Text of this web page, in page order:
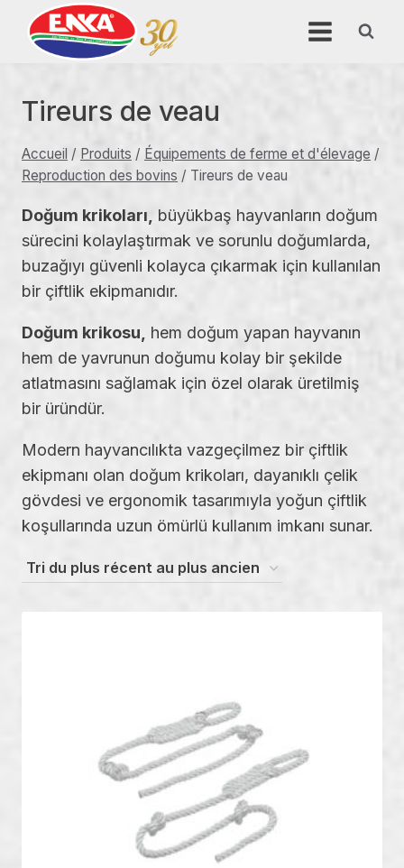
contenu
Tireurs de veau
Accueil / Produits / Équipements de ferme et d'élevage /
Reproduction des bovins / Tireurs de veau
Doğum krikoları, büyükbaş hayvanların doğum
sürecini kolaylaştırmak ve sorunlu doğumlarda,
buzağıyı güvenli kolayca çıkarmak için kullanılan
bir çiftlik ekipmanıdır.
Doğum krikosu, hem doğum yapan hayvanın
hem de yavrunun doğumu kolay bir şekilde
atlatmasını sağlamak için özel olarak üretilmiş
bir üründür.
Modern hayvancılıkta vazgeçilmez bir çiftlik
ekipmanı olan doğum krikoları, dayanıklı çelik
gövdesi ve ergonomik tasarımıyla yoğun çiftlik
koşullarında uzun ömürlü kullanım imkanı sunar.